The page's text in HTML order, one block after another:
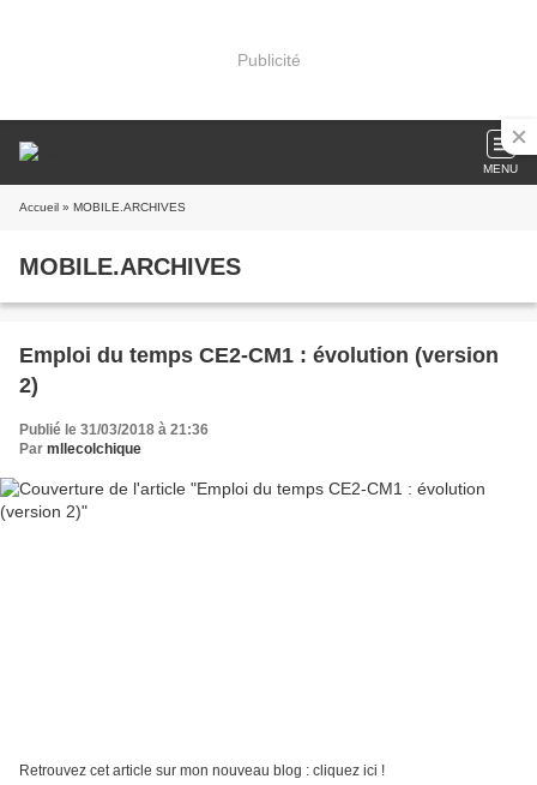
Publicité
MENU
Accueil » MOBILE.ARCHIVES
MOBILE.ARCHIVES
Emploi du temps CE2-CM1 : évolution (version
2)
Publié le 31/03/2018 à 21:36
Par mllecolchique
Retrouvez cet article sur mon nouveau blog : cliquez ici !